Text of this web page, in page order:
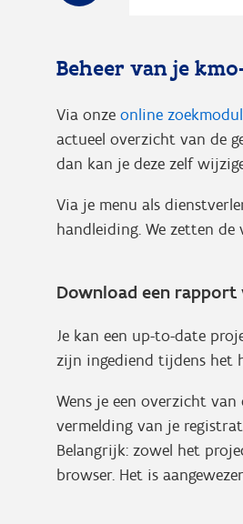
Beheer van je
Via onze online
actueel overzicht van de
dan kan je deze zelf
Via je menu als
handleiding. We zetten
Download een rapport
Je kan een up-to-date
zijn ingediend tijdens het
Wens je een overzicht
vermelding van je
Belangrijk: zowel het
browser. Het is